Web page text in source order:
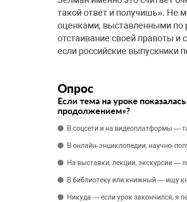
такой ответ и получишь». Не
оценками, выставленными по
отстаивание своей правоты и
если российские выпускники
Опрос
Если тема на уроке
продолжением»?
В соцсети и на видеоплатформы —
В онлайн‑энциклопедии,
На выставки, лекции, экскурсии —
В библиотеку или книжный — ищу
Никуда — если урок закончился, я